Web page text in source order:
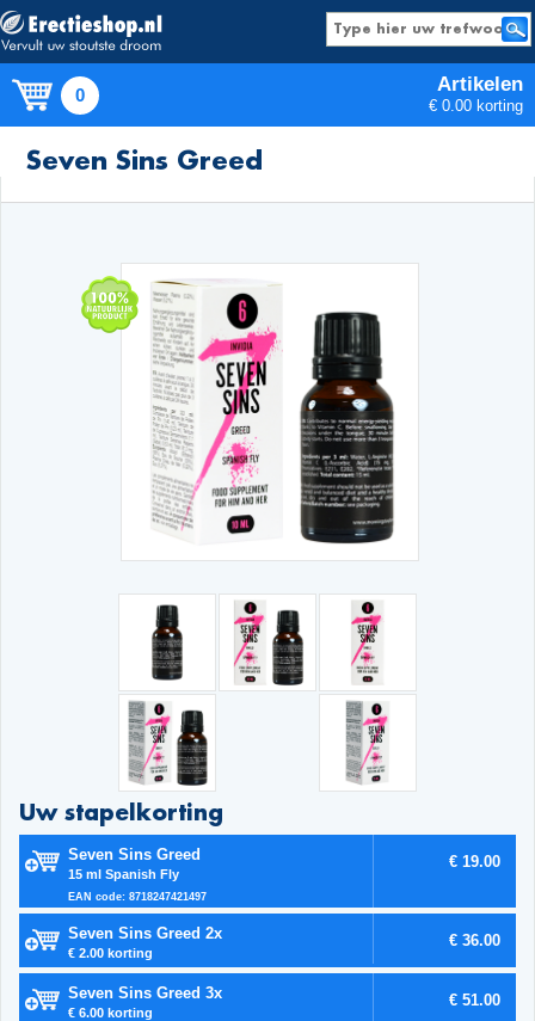
0 Artikelen
€ 0.00 korting
Producten
Seven Sins Greed
Uw stapelkorting
Seven Sins Greed
15 ml Spanish Fly
EAN code: 8718247421497
€ 19.00
Seven Sins Greed 2x
€ 2.00 korting
€ 36.00
Seven Sins Greed 3x
€ 6.00 korting
€ 51.00